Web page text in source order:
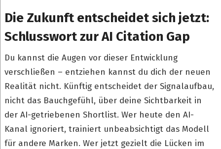
Die Zukunft entscheidet sich jetzt:
Schlusswort zur AI Citation Gap
Du kannst die Augen vor dieser Entwicklung
verschließen – entziehen kannst du dich der neuen
Realität nicht. Künftig entscheidet der Signalaufbau,
nicht das Bauchgefühl, über deine Sichtbarkeit in
der AI-getriebenen Shortlist. Wer heute den AI-
Kanal ignoriert, trainiert unbeabsichtigt das Modell
für andere Marken. Wer jetzt gezielt die Lücken im